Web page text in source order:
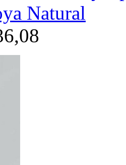
Natural